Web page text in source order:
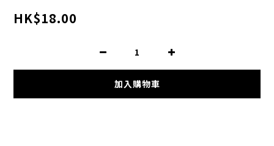
HK$18.00
加入購物車